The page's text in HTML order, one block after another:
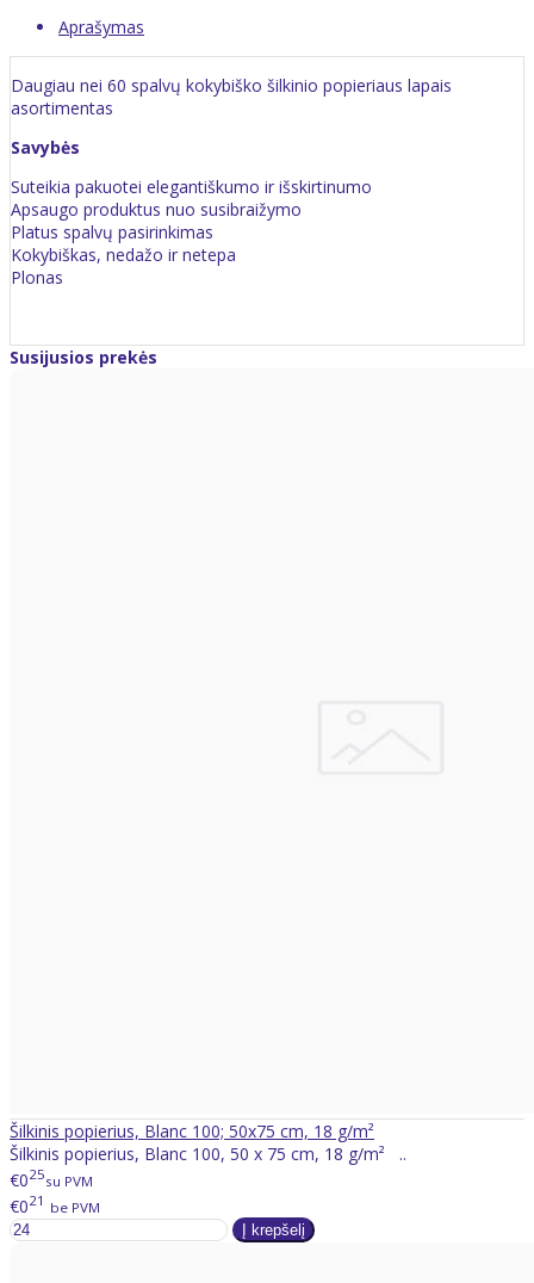
Aprašymas
Daugiau nei 60 spalvų kokybiško šilkinio popieriaus lapais
asortimentas
Savybės
Suteikia pakuotei elegantiškumo ir išskirtinumo
Apsaugo produktus nuo susibraižymo
Platus spalvų pasirinkimas
Kokybiškas, nedažo ir netepa
Plonas
Susijusios prekės
Šilkinis popierius, Blanc 100; 50x75 cm, 18 g/m²
Šilkinis popierius, Blanc 100, 50 x 75 cm, 18 g/m² ..
€025su PVM
€021 be PVM